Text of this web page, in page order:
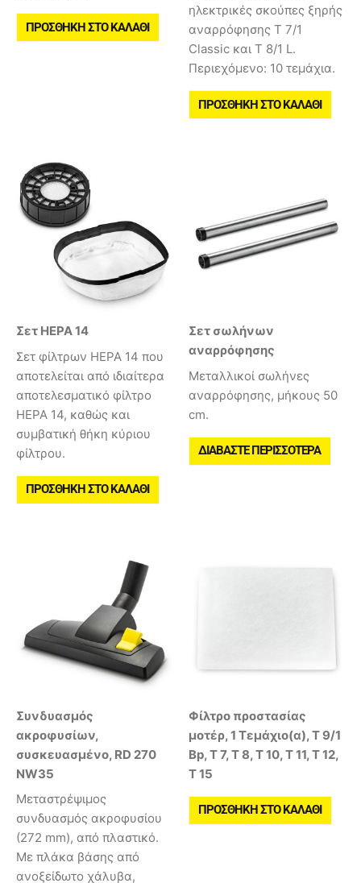
ΠΡΟΣΘΉΚΗ ΣΤΟ ΚΑΛΆΘΙ
ηλεκτρικές σκούπες ξηρής
αναρρόφησης T 7/1
Classic και T 8/1 L.
Περιεχόμενο: 10 τεμάχια.
ΠΡΟΣΘΉΚΗ ΣΤΟ ΚΑΛΆΘΙ
Σετ HEPA 14
Σετ φίλτρων HEPA 14 που
αποτελείται από ιδιαίτερα
αποτελεσματικό φίλτρο
HEPA 14, καθώς και
συμβατική θήκη κύριου
φίλτρου.
ΠΡΟΣΘΉΚΗ ΣΤΟ ΚΑΛΆΘΙ
Σετ σωλήνων
αναρρόφησης
Μεταλλικοί σωλήνες
αναρρόφησης, μήκους 50
cm.
ΔΙΑΒΆΣΤΕ ΠΕΡΙΣΣΌΤΕΡΑ
Συνδυασμός
ακροφυσίων,
συσκευασμένο, RD 270
NW35
Μεταστρέψιμος
συνδυασμός ακροφυσίου
(272 mm), από πλαστικό.
Με πλάκα βάσης από
ανοξείδωτο χάλυβα,
Φίλτρο προστασίας
μοτέρ, 1 Τεμάχιο(α), T 9/1
Bp, T 7, T 8, T 10, T 11, T 12,
T 15
ΠΡΟΣΘΉΚΗ ΣΤΟ ΚΑΛΆΘΙ